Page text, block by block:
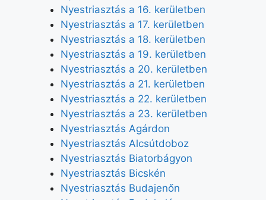
Nyestriasztás a 16. kerületben
Nyestriasztás a 17. kerületben
Nyestriasztás a 18. kerületben
Nyestriasztás a 19. kerületben
Nyestriasztás a 20. kerületben
Nyestriasztás a 21. kerületben
Nyestriasztás a 22. kerületben
Nyestriasztás a 23. kerületben
Nyestriasztás Agárdon
Nyestriasztás Alcsútdoboz
Nyestriasztás Biatorbágyon
Nyestriasztás Bicskén
Nyestriasztás Budajenőn